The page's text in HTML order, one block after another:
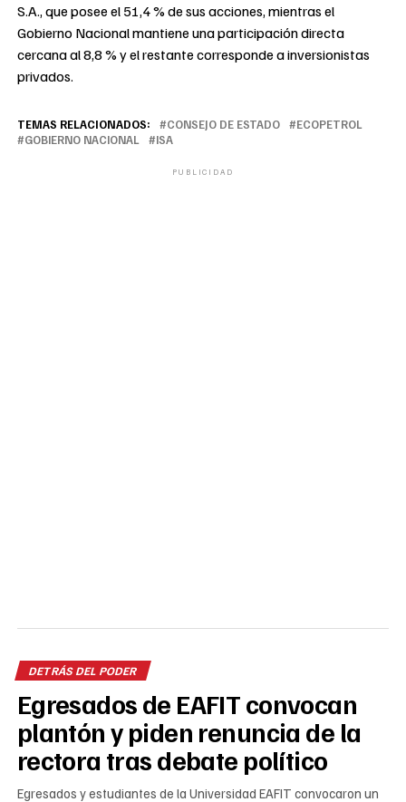
S.A., que posee el 51,4 % de sus acciones, mientras el
Gobierno Nacional mantiene una participación directa
cercana al 8,8 % y el restante corresponde a inversionistas
privados.
TEMAS RELACIONADOS: CONSEJO DE ESTADO
ECOPETROL
GOBIERNO NACIONAL
ISA
PUBLICIDAD
DETRÁS DEL PODER
Egresados de EAFIT convocan
plantón y piden renuncia de la
rectora tras debate político
Egresados y estudiantes de la Universidad EAFIT convocaron un